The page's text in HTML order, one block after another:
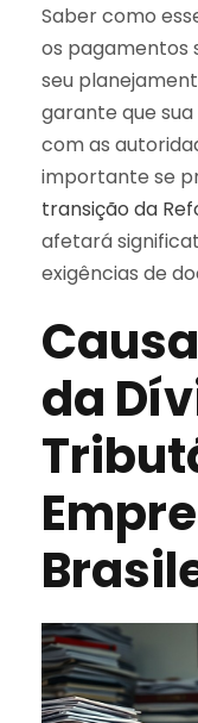
Saber como
os pagamentos
seu
garante que
com as
importante se
transição da
afetará
exigências de
da